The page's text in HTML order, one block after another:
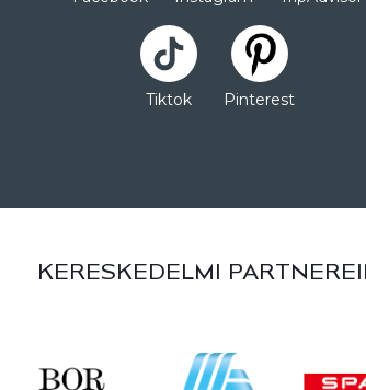
Tiktok Pinterest
KERESKEDELMI